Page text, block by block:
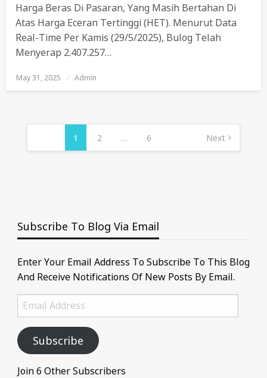
Harga Beras Di Pasaran, Yang Masih Bertahan Di
Atas Harga Eceran Tertinggi (HET). Menurut Data
Real-Time Per Kamis (29/5/2025), Bulog Telah
Menyerap 2.407.257…
Posted
On
May 31, 2025 Admin
Posts
Pagination
1 2 … 6 Next
Subscribe To Blog Via Email
Enter Your Email Address To Subscribe To This Blog
And Receive Notifications Of New Posts By Email.
Email
Address
Subscribe
Join 6 Other Subscribers